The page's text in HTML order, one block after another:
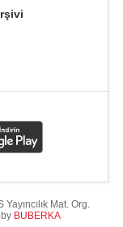
Mat. Org.
BUBERKA